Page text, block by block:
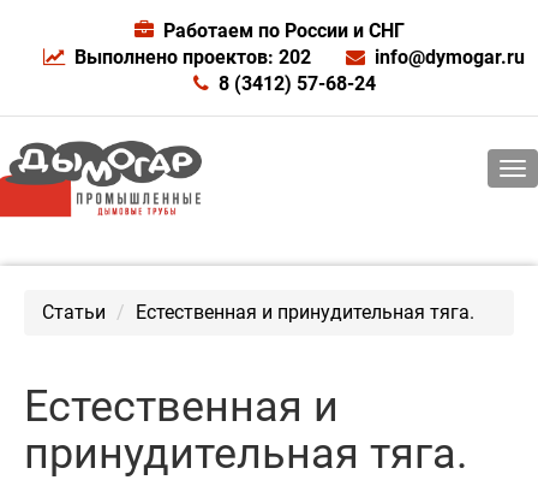
Работаем по России и СНГ
Выполнено проектов: 202
info@dymogar.ru
8 (3412) 57-68-24
Статьи Естественная и принудительная тяга.
Естественная и
принудительная тяга.